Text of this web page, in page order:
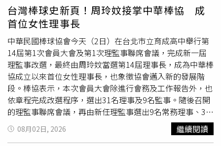
台灣棒球史新頁！周玲妏接掌中華棒協 成
首位女性理事長
中華民國棒球協會今天（2日）在台北市立育成高中舉行第
14屆第1次會員大會及第1次理監事聯席會議，完成新一屆
理監事改選，最終由周玲妏當選第14屆理事長，成為中華棒
協成立以來首位女性理事長，也象徵協會邁入新的發展階
段。棒協表示，本次會員大會除進行會務及工作報告外，也
依章程完成改選程序，選出31名理事及9名監事。隨後召開
的理監事聯席會議，再由新任理監事選出9名常務理事、3名
常務監事，並推選周玲妏出任理事長，各項選舉過程平順完
成，新團隊正式就任。周玲妏表示，自己過去4年在中信育
08月02日, 2026 繼續閱讀